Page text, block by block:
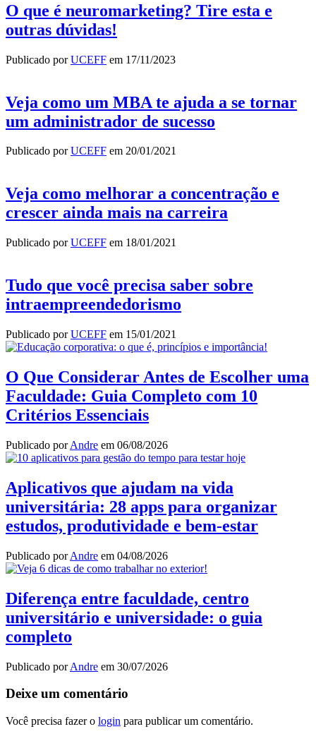
O que é neuromarketing? Tire esta e
outras dúvidas!
Publicado porUCEFF em 17/11/2023
Veja como um MBA te ajuda a se tornar
um administrador de sucesso
Publicado porUCEFF em 20/01/2021
Veja como melhorar a concentração e
crescer ainda mais na carreira
Publicado porUCEFF em 18/01/2021
Tudo que você precisa saber sobre
intraempreendedorismo
Publicado porUCEFF em 15/01/2021
O Que Considerar Antes de Escolher uma
Faculdade: Guia Completo com 10
Critérios Essenciais
Publicado porAndre em 06/08/2026
Aplicativos que ajudam na vida
universitária: 28 apps para organizar
estudos, produtividade e bem-estar
Publicado porAndre em 04/08/2026
Diferença entre faculdade, centro
universitário e universidade: o guia
completo
Publicado porAndre em 30/07/2026
Deixe um comentário
Você precisa fazer o login para publicar um comentário.